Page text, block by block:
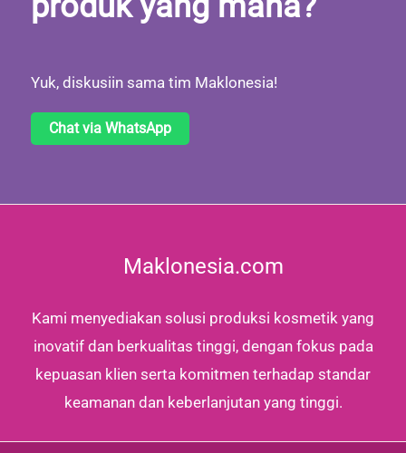
Yuk, diskusiin sama tim Maklonesia!
Chat via WhatsApp
Maklonesia.com
Kami menyediakan solusi produksi kosmetik yang
inovatif dan berkualitas tinggi, dengan fokus pada
kepuasan klien serta komitmen terhadap standar
keamanan dan keberlanjutan yang tinggi.